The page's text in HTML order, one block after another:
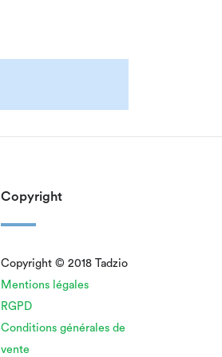
Copyright
Copyright © 2018 Tadzio
Mentions légales
RGPD
Conditions générales de
vente